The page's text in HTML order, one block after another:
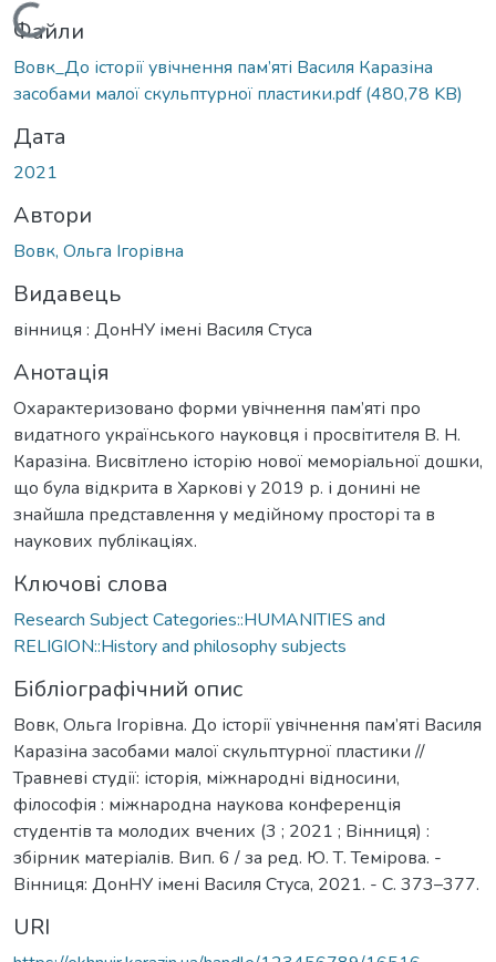
Вантажиться...
Файли
Вовк_До історії увічнення пам’яті Василя Каразіна
засобами малої скульптурної пластики.pdf(480,78 KB)
Дата
2021
Автори
Вовк, Ольга Ігорівна
Видавець
вінниця : ДонНУ імені Василя Стуса
Анотація
Охарактеризовано форми увічнення пам’яті про
видатного українського науковця і просвітителя В. Н.
Каразіна. Висвітлено історію нової меморіальної дошки,
що була відкрита в Харкові у 2019 р. і донині не
знайшла представлення у медійному просторі та в
наукових публікаціях.
Ключові слова
Research Subject Categories::HUMANITIES and
RELIGION::History and philosophy subjects
Бібліографічний опис
Вовк, Ольга Ігорівна. До історії увічнення пам’яті Василя
Каразіна засобами малої скульптурної пластики //
Травневі студії: історія, міжнародні відносини,
філософія : міжнародна наукова конференція
студентів та молодих вчених (3 ; 2021 ; Вінниця) :
збірник матеріалів. Вип. 6 / за ред. Ю. Т. Темірова. -
Вінниця: ДонНУ імені Василя Стуса, 2021. - С. 373–377.
URI